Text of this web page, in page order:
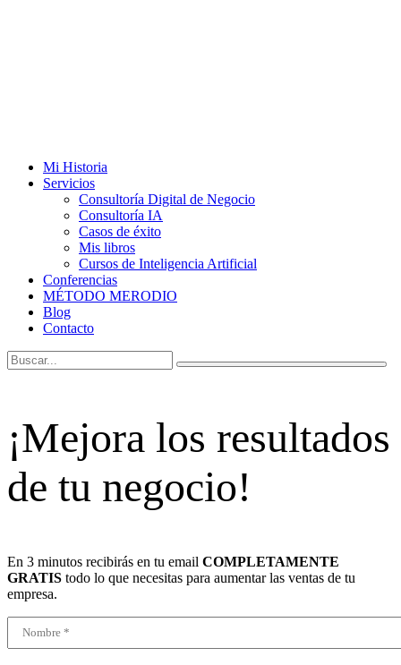
Mi Historia
Servicios
Consultoría Digital de Negocio
Consultoría IA
Casos de éxito
Mis libros
Cursos de Inteligencia Artificial
Conferencias
MÉTODO MERODIO
Blog
Contacto
¡Mejora los resultados
de tu negocio!
En 3 minutos recibirás en tu email COMPLETAMENTE
GRATIS todo lo que necesitas para aumentar las ventas de tu
empresa.